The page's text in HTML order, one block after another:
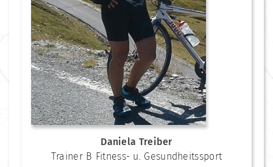
Daniela Treiber
Trainer B Fitness- u. Gesundheitssport